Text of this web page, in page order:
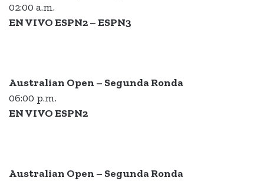
02:00 a.m.
EN VIVO ESPN2 – ESPN3
Australian Open – Segunda Ronda
06:00 p.m.
EN VIVO ESPN2
Australian Open – Segunda Ronda